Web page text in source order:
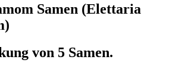
Samen (Elettaria
von 5 Samen.